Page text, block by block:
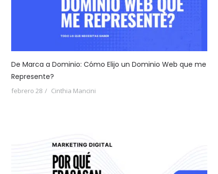
De Marca a Dominio: Cómo Elijo un Dominio Web que me
Represente?
febrero 28 Cinthia Mancini